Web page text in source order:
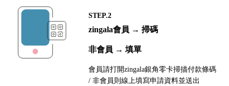
STEP.2
zingala會員 → 掃碼
非會員 → 填單
會員請打開zingala銀角零卡掃描付款條碼
/ 非會員則線上填寫申請資料並送出